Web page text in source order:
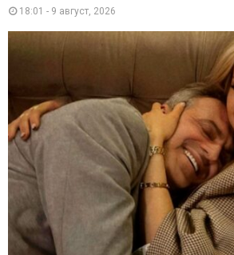
18:01 - 9 август, 2026